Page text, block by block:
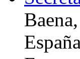
España